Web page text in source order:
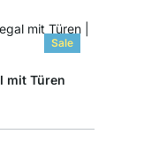
Sale
mit Türen